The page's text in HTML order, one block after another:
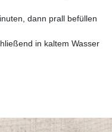
dann prall befüllen
in kaltem Wasser